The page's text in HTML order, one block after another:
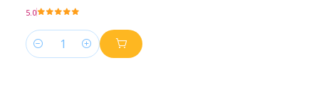
5.0
Cantidad